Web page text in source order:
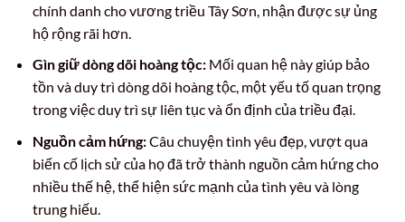
chính danh cho vương triều Tây Sơn, nhận được sự ủng
hộ rộng rãi hơn.
Gìn giữ dòng dõi hoàng tộc:Mối quan hệ này giúp bảo
tồn và duy trì dòng dõi hoàng tộc, một yếu tố quan trọng
trong việc duy trì sự liên tục và ổn định của triều đại.
Nguồn cảm hứng:Câu chuyện tình yêu đẹp, vượt qua
biến cố lịch sử của họ đã trở thành nguồn cảm hứng cho
nhiều thế hệ, thể hiện sức mạnh của tình yêu và lòng
trung hiếu.